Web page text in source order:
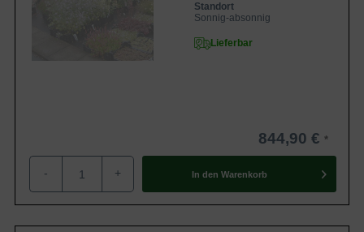
Standort
Sonnig-absonnig
Lieferbar
844,90 €
- + In den Warenkorb